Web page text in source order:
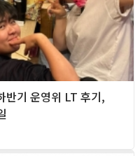
기 운영위 LT 후기,